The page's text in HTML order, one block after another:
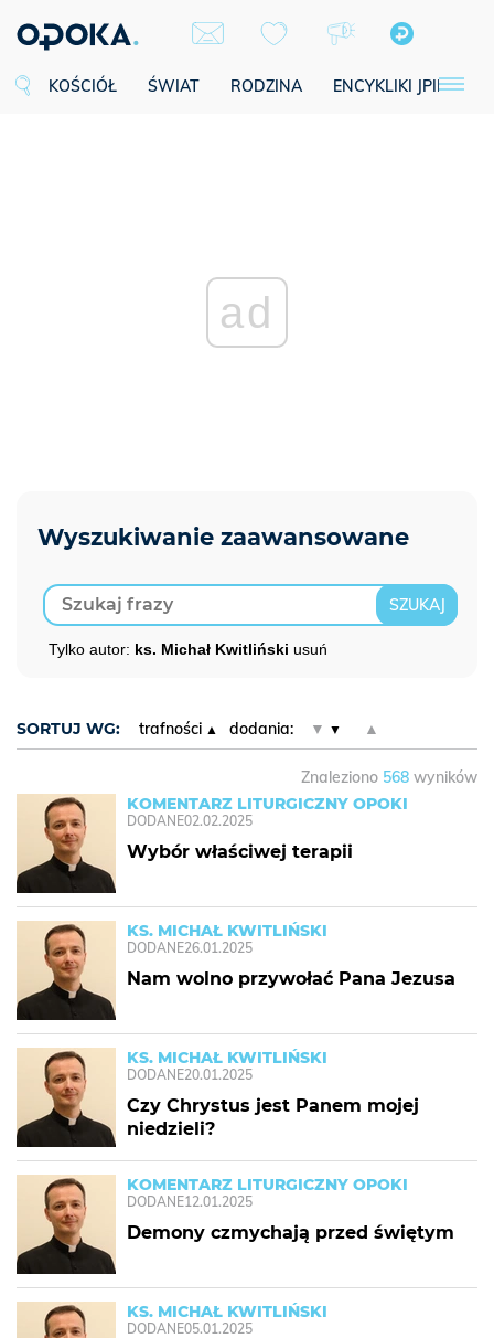
KOŚCIÓŁ ŚWIAT RODZINA ENCYKLIKI JPII
ad
Tylko autor: ks. Michał Kwitliński usuń
SORTUJ WG: trafności dodania: ▼ ▲
Znaleziono 568 wyników
KOMENTARZ LITURGICZNY OPOKI
DODANE02.02.2025
Wybór właściwej terapii
KS. MICHAŁ KWITLIŃSKI
DODANE26.01.2025
Nam wolno przywołać Pana Jezusa
KS. MICHAŁ KWITLIŃSKI
DODANE20.01.2025
Czy Chrystus jest Panem mojej
niedzieli?
KOMENTARZ LITURGICZNY OPOKI
DODANE12.01.2025
Demony czmychają przed świętym
KS. MICHAŁ KWITLIŃSKI
DODANE05.01.2025